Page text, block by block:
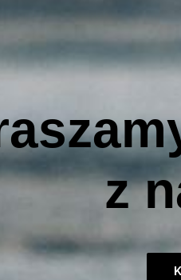
z